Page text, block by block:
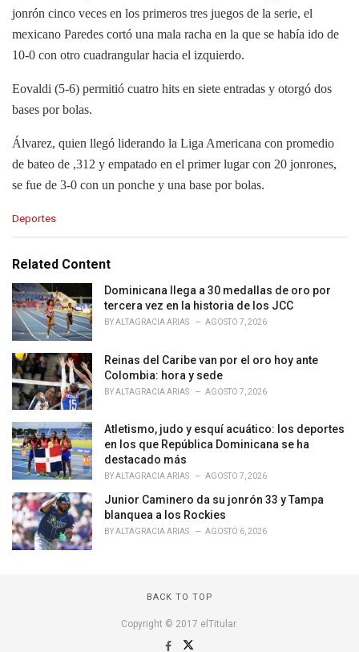
jonrón cinco veces en los primeros tres juegos de la serie, el
mexicano Paredes cortó una mala racha en la que se había ido de
10-0 con otro cuadrangular hacia el izquierdo.
Eovaldi (5-6) permitió cuatro hits en siete entradas y otorgó dos
bases por bolas.
Álvarez, quien llegó liderando la Liga Americana con promedio
de bateo de ,312 y empatado en el primer lugar con 20 jonrones,
se fue de 3-0 con un ponche y una base por bolas.
C
e
o
r
i
e
:
Deportes
Related Content
Dominicana llega a 30 medallas de oro por
tercera vez en la historia de los JCC
BYALTAGRACIA ARIAS AGOSTO 7, 2026
Reinas del Caribe van por el oro hoy ante
Colombia: hora y sede
BYALTAGRACIA ARIAS AGOSTO 7, 2026
Atletismo, judo y esquí acuático: los deportes
en los que República Dominicana se ha
destacado más
BYALTAGRACIA ARIAS AGOSTO 7, 2026
Junior Caminero da su jonrón 33 y Tampa
blanquea a los Rockies
BYALTAGRACIA ARIAS AGOSTO 6, 2026
BACK TO TOP
Copyright © 2017 elTitular.